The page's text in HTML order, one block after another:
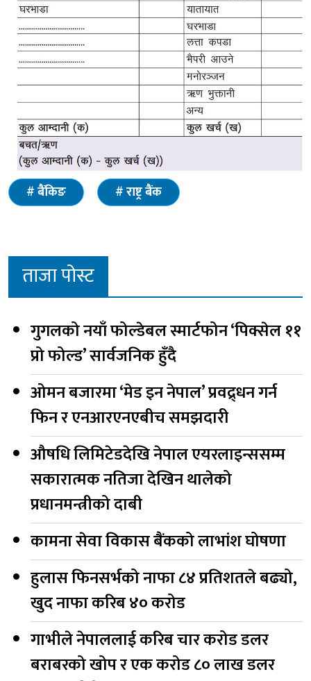
बैंकिङ राष्ट्र बैंक
ताजा पोस्ट
गुगलको नयाँ फोल्डेबल स्मार्टफोन ‘पिक्सेल ११
प्रो फोल्ड’ सार्वजनिक हुँदै
ओमन बजारमा ‘मेड इन नेपाल’ प्रवद्र्धन गर्न
फिन र एनआरएनएबीच समझदारी
औषधि लिमिटेडदेखि नेपाल एयरलाइन्ससम्म
सकारात्मक नतिजा देखिन थालेको
प्रधानमन्त्रीको दाबी
कामना सेवा विकास बैंकको लाभांश घोषणा
हुलास फिनसर्भको नाफा ८४ प्रतिशतले बढ्यो,
खुद नाफा करिब ४० करोड
गाभीले नेपाललाई करिब चार करोड डलर
बराबरको खोप र एक करोड ८० लाख डलर